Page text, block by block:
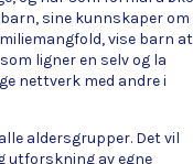
sine kunnskaper om
vise barn at
ligner en selv og la
nettverk med andre i
aldersgrupper. Det vil
utforskning av egne